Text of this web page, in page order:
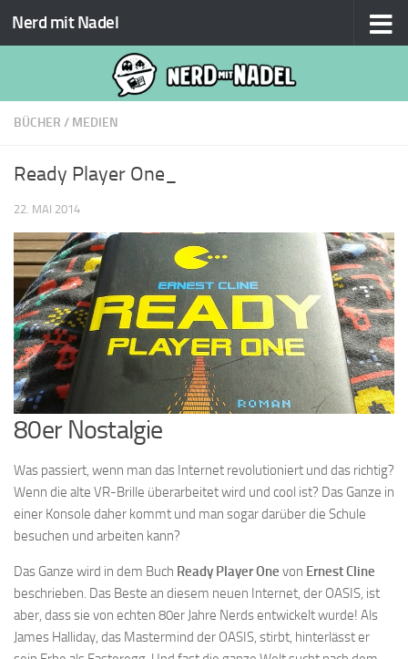
Zum Inhalt springen
Nerd mit Nadel
BÜCHER / MEDIEN
Ready Player One_
22. MAI 2014
80er Nostalgie
Was passiert, wenn man das Internet revolutioniert und das richtig?
Wenn die alte VR-Brille überarbeitet wird und cool ist? Das Ganze in
einer Konsole daher kommt und man sogar darüber die Schule
besuchen und arbeiten kann?
Das Ganze wird in dem Buch Ready Player One von Ernest Cline
beschrieben. Das Beste an diesem neuen Internet, der OASIS, ist
aber, dass sie von echten 80er Jahre Nerds entwickelt wurde! Als
James Halliday, das Mastermind der OASIS, stirbt, hinterlässt er